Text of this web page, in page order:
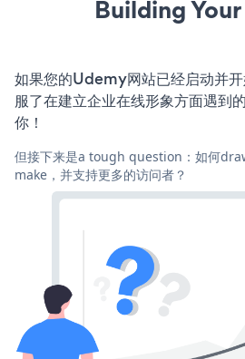
Building
如果您的Udemy网站已经启动并
服了在建立企业在线形象方面遇到
你！
但接下来是a tough question：如何
make，并支持更多的访问者？